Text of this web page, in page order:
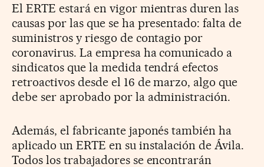
El ERTE estará en vigor mientras duren las
causas por las que se ha presentado: falta de
suministros y riesgo de contagio por
coronavirus. La empresa ha comunicado a
sindicatos que la medida tendrá efectos
retroactivos desde el 16 de marzo, algo que
debe ser aprobado por la administración.
Además, el fabricante japonés también ha
aplicado un ERTE en su instalación de Ávila.
Todos los trabajadores se encontrarán